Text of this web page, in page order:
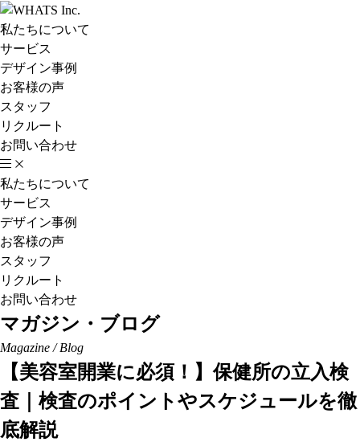
私たちについて
サービス
デザイン事例
お客様の声
スタッフ
リクルート
お問い合わせ
私たちについて
サービス
デザイン事例
お客様の声
スタッフ
リクルート
お問い合わせ
マガジン・ブログ
Magazine / Blog
【美容室開業に必須！】保健所の立入検
査｜検査のポイントやスケジュールを徹
底解説